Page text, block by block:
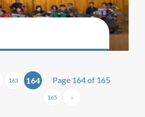
Page 164 of 165
163 164
165 ›